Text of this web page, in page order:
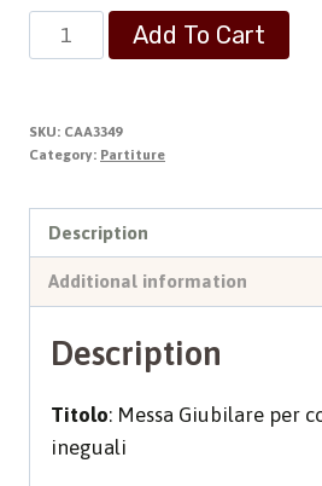
MESSA
GIUBILARE
Giubileo
Anno
quantity
Add To Cart
SKU: CAA3349
Category: Partiture
Description
Additional information
Description
Titolo: Messa Giubilare per
ineguali